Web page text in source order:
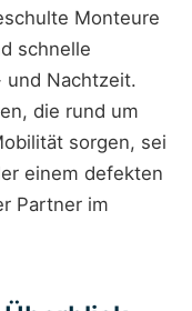
Monteure
schnelle
und Nachtzeit.
die rund um
sorgen, sei
einem defekten
Partner im